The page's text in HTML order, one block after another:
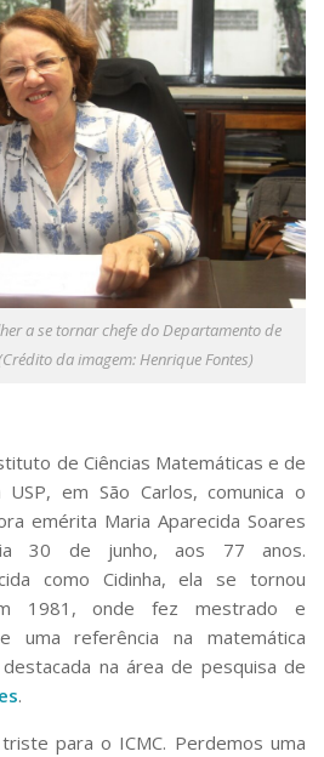
e Cursos
e Prevenção
Financeiro
a se tornar chefe do Departamento de
da imagem: Henrique Fontes)
de Ciências Matemáticas e de
USP, em São Carlos, comunica o
emérita Maria Aparecida Soares
30 de junho, aos 77 anos.
como Cidinha, ela se tornou
1981, onde fez mestrado e
uma referência na matemática
na área de pesquisa de
.
para o ICMC. Perdemos uma